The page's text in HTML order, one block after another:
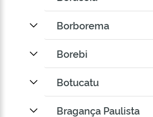
Borborema
Borebi
Botucatu
Bragança Paulista